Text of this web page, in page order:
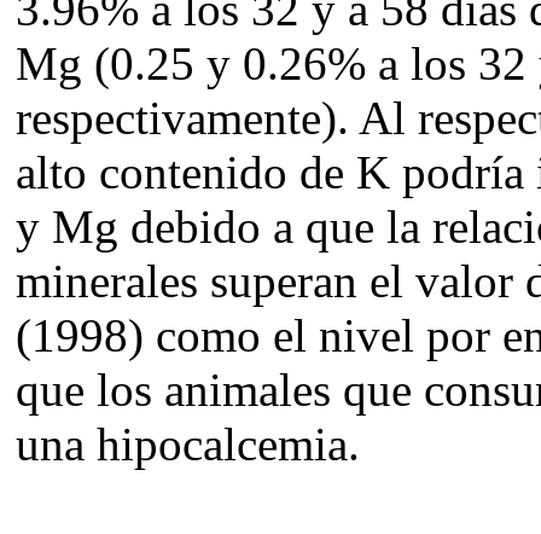
Mg (0.25 y 0.26% a los 32
respectivamente). Al
alto contenido de K
y Mg debido a que la
minerales superan el valor
(1998) como el nivel por
que los animales que
una hipocalcemia.